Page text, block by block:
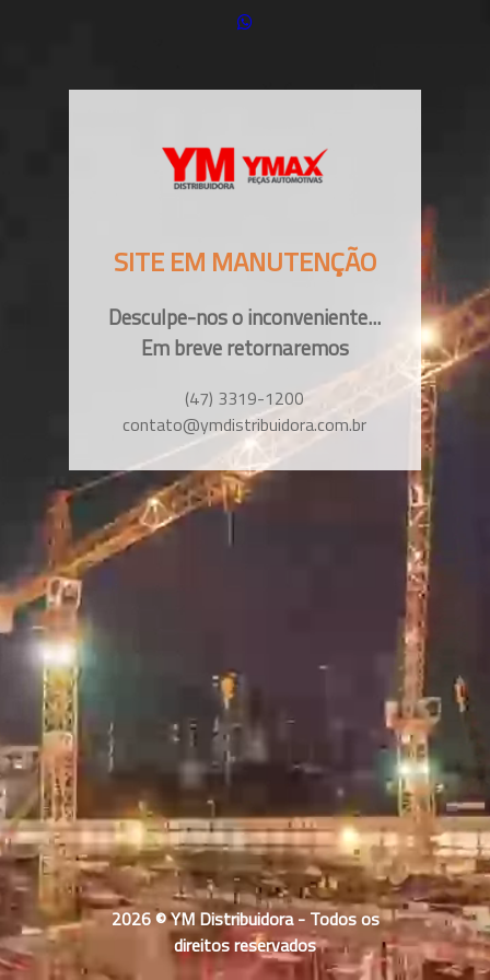
SITE EM MANUTENÇÃO
Desculpe-nos o inconveniente...
Em breve retornaremos
(47) 3319-1200
contato@ymdistribuidora.com.br
2026 © YM Distribuidora - Todos os
direitos reservados